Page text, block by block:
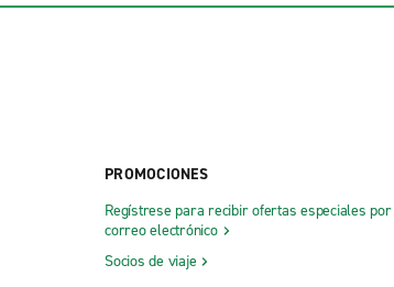
PROMOCIONES
Regístrese para recibir ofertas especiales por
correo electrónico
Socios de viaje